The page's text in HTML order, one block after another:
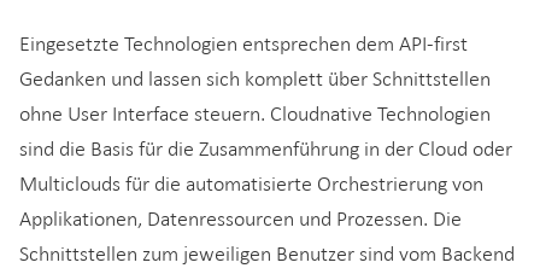
Eingesetzte Technologien entsprechen dem API-first
Gedanken und lassen sich komplett über Schnittstellen
ohne User Interface steuern. Cloudnative Technologien
sind die Basis für die Zusammenführung in der Cloud oder
Multiclouds für die automatisierte Orchestrierung von
Applikationen, Datenressourcen und Prozessen. Die
Schnittstellen zum jeweiligen Benutzer sind vom Backend